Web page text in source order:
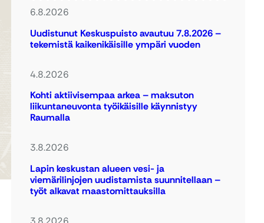
6.8.2026
Uudistunut Keskuspuisto avautuu 7.8.2026 –
tekemistä kaikenikäisille ympäri vuoden
4.8.2026
Kohti aktiivisempaa arkea – maksuton
liikuntaneuvonta työikäisille käynnistyy
Raumalla
3.8.2026
Lapin keskustan alueen vesi- ja
viemärilinjojen uudistamista suunnitellaan –
työt alkavat maastomittauksilla